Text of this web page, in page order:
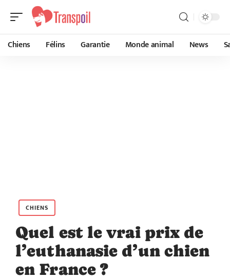
Chiens Félins Garantie Monde animal News
CHIENS
Quel est le vrai prix de
l’euthanasie d’un chien
en France ?